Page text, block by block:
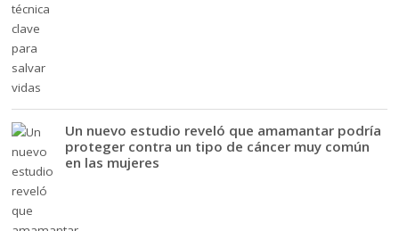
Un nuevo estudio reveló que amamantar podría
proteger contra un tipo de cáncer muy común
en las mujeres